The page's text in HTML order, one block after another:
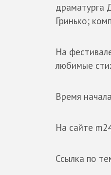
драматурга
Гринько;
На
любимые
Время
На сайте
Ссылка по